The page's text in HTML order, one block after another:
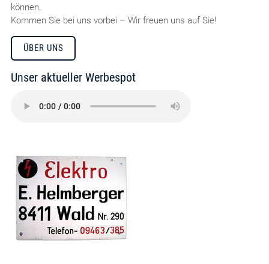
können.
Kommen Sie bei uns vorbei – Wir freuen uns auf Sie!
ÜBER UNS
Unser aktueller Werbespot